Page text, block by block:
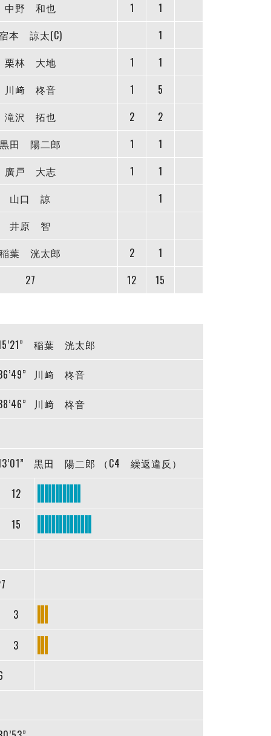
中野 和也 1
1
本 諒太(C)
1
栗林 大地 1
1
川﨑 柊音 1
5
滝沢 拓也 2
2
黒田 陽二郎 1
1
廣戸 大志 1
1
山口 諒
1
井原 智
稲葉 洸太郎 2
1
27 12 15
稲葉 洸太郎
川﨑 柊音
川﨑 柊音
黒田 陽二郎 （C4 繰返違反）
12
15
3
3